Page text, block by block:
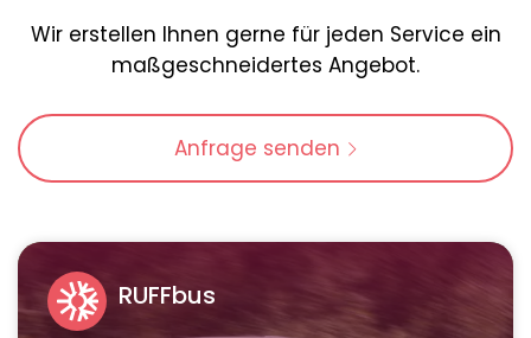
Wir erstellen Ihnen gerne für jeden Service ein
maßgeschneidertes Angebot.
Anfrage senden
RUFFbus